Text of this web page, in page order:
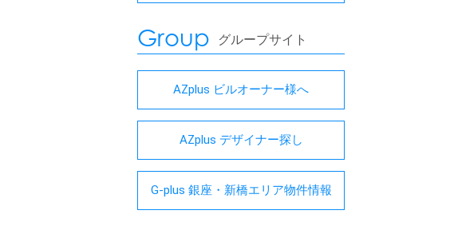
Group グループサイト
AZplus ビルオーナー様へ
AZplus デザイナー探し
G-plus 銀座・新橋エリア物件情報